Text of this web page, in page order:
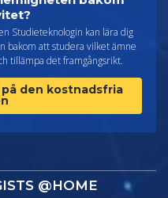
Studieteknologin kan lära dig
bakom att studera vilket ämne
tillämpa det framgångsrikt.
på den kostnadsfria
@HOME